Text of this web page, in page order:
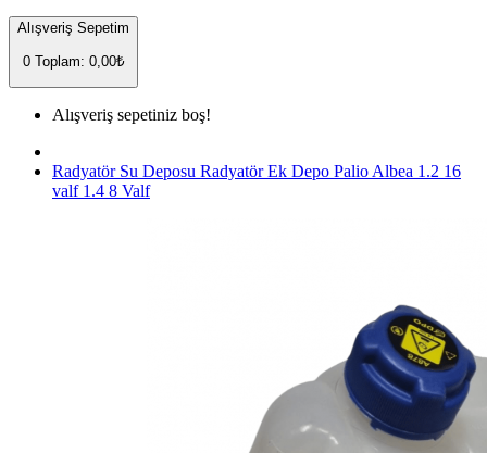
Alışveriş Sepetim
0Toplam: 0,00₺
Alışveriş sepetiniz boş!
Radyatör Su Deposu Radyatör Ek Depo Palio Albea 1.2 16
valf 1.4 8 Valf